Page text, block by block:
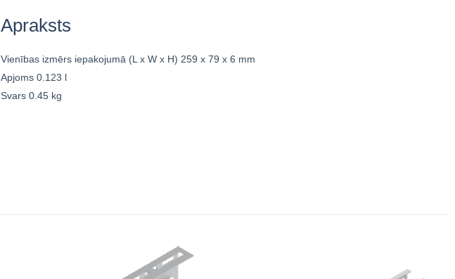
Apraksts
Vienības izmērs iepakojumā (L x W x H) 259 x 79 x 6 mm
Apjoms 0.123 l
Svars 0.45 kg